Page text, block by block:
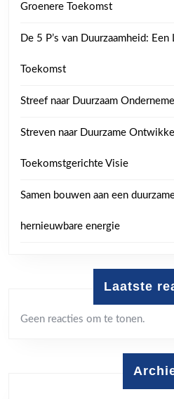
Groenere Toekomst
De 5 P’s van Duurzaamheid:
Toekomst
Streef naar Duurzaam
Streven naar Duurzame
Toekomstgerichte Visie
Samen bouwen aan een
hernieuwbare energie
Laatste
Geen reacties om te tonen.